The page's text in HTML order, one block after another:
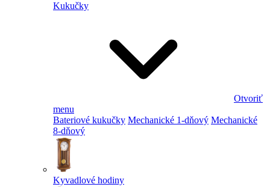
Kukučky
Otvoriť
menu
Bateriové kukučky Mechanické 1-dňový Mechanické
8-dňový
Kyvadlové hodiny